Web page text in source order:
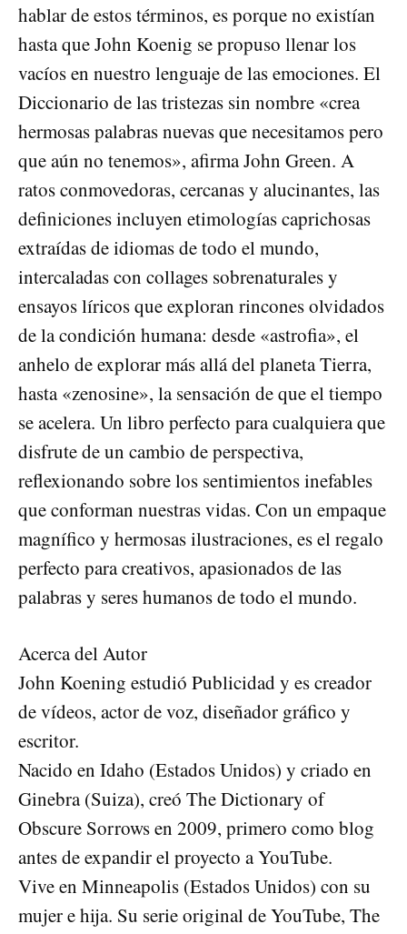
hablar de estos términos, es porque no existían
hasta que John Koenig se propuso llenar los
vacíos en nuestro lenguaje de las emociones. El
Diccionario de las tristezas sin nombre «crea
hermosas palabras nuevas que necesitamos pero
que aún no tenemos», afirma John Green. A
ratos conmovedoras, cercanas y alucinantes, las
definiciones incluyen etimologías caprichosas
extraídas de idiomas de todo el mundo,
intercaladas con collages sobrenaturales y
ensayos líricos que exploran rincones olvidados
de la condición humana: desde «astrofia», el
anhelo de explorar más allá del planeta Tierra,
hasta «zenosine», la sensación de que el tiempo
se acelera. Un libro perfecto para cualquiera que
disfrute de un cambio de perspectiva,
reflexionando sobre los sentimientos inefables
que conforman nuestras vidas. Con un empaque
magnífico y hermosas ilustraciones, es el regalo
perfecto para creativos, apasionados de las
palabras y seres humanos de todo el mundo.
Acerca del Autor
John Koening estudió Publicidad y es creador
de vídeos, actor de voz, diseñador gráfico y
escritor.
Nacido en Idaho (Estados Unidos) y criado en
Ginebra (Suiza), creó The Dictionary of
Obscure Sorrows en 2009, primero como blog
antes de expandir el proyecto a YouTube.
Vive en Minneapolis (Estados Unidos) con su
mujer e hija. Su serie original de YouTube, The